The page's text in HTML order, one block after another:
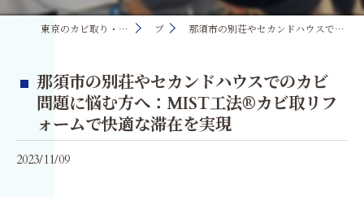
東京のカビ取り・カビ対策ならMIST工法®カビ取リフォーム ブログ 那須市の別荘やセカンドハウスでのカビ問題に悩む方へ：MIST工法®カビ取リフォームで快適な滞在を実現
那須市の別荘やセカンドハウスでのカビ
問題に悩む方へ：MIST工法®カビ取リフ
ォームで快適な滞在を実現
2023/11/09